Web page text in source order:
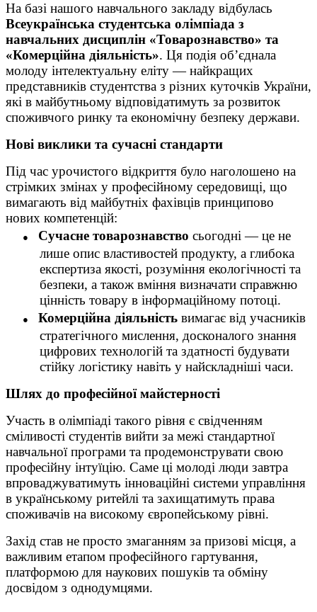
На базі нашого навчального закладу відбулась
Всеукраїнська студентська олімпіада з
навчальних дисциплін «Товарознавство» та
«Комерційна діяльність». Ця подія об’єднала
молоду інтелектуальну еліту — найкращих
представників студентства з різних куточків України,
які в майбутньому відповідатимуть за розвиток
споживчого ринку та економічну безпеку держави.
Нові виклики та сучасні стандарти
Під час урочистого відкриття було наголошено на
стрімких змінах у професійному середовищі, що
вимагають від майбутніх фахівців принципово
нових компетенцій:
● Сучасне товарознавство сьогодні — це не
лише опис властивостей продукту, а глибока
експертиза якості, розуміння екологічності та
безпеки, а також вміння визначати справжню
цінність товару в інформаційному потоці.
● Комерційна діяльність вимагає від учасників
стратегічного мислення, досконалого знання
цифрових технологій та здатності будувати
стійку логістику навіть у найскладніші часи.
Шлях до професійної майстерності
Участь в олімпіаді такого рівня є свідченням
сміливості студентів вийти за межі стандартної
навчальної програми та продемонструвати свою
професійну інтуїцію. Саме ці молоді люди завтра
впроваджуватимуть інноваційні системи управління
в українському ритейлі та захищатимуть права
споживачів на високому європейському рівні.
Захід став не просто змаганням за призові місця, а
важливим етапом професійного гартування,
платформою для наукових пошуків та обміну
досвідом з однодумцями.